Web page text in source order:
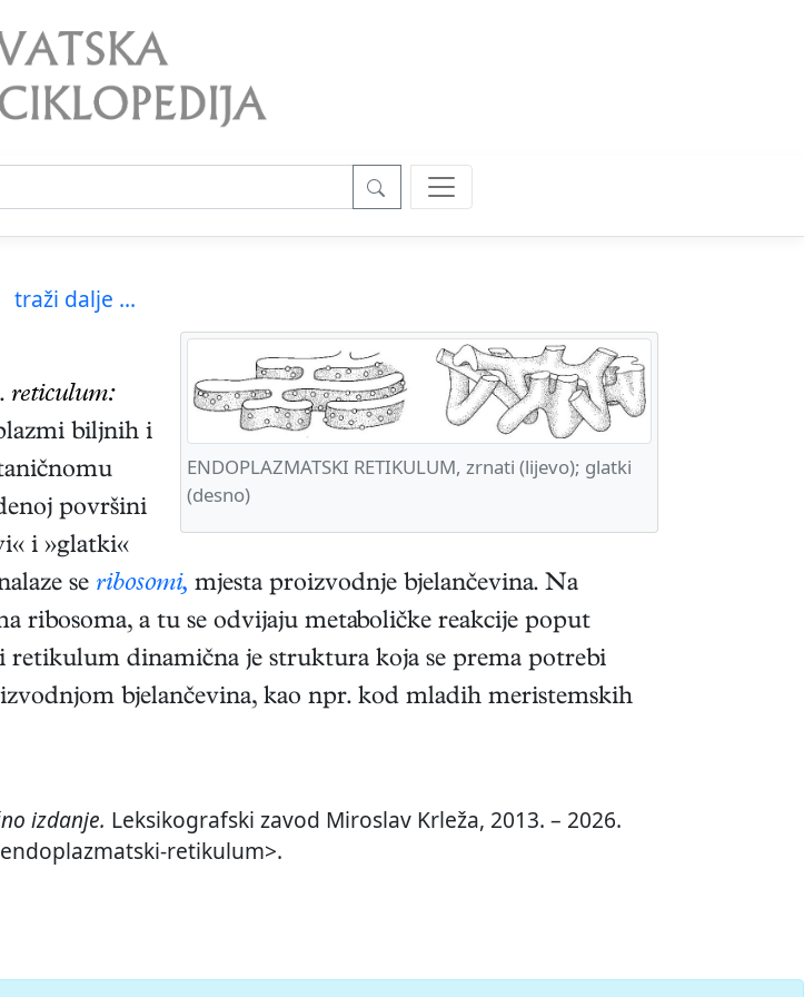
traži dalje ...
ENDOPLAZMATSKI RETIKULUM, zrnati (lijevo); glatki
(desno)
reticulum:
biljnih i
površini
i »glatki«
se ribosomi, mjesta proizvodnje bjelančevina. Na
ribosoma, a tu se odvijaju metaboličke reakcije poput
retikulum dinamična je struktura koja se prema potrebi
bjelančevina, kao npr. kod mladih meristemskih
izdanje. Leksikografski zavod Miroslav Krleža, 2013. – 2026.
retikulum>.